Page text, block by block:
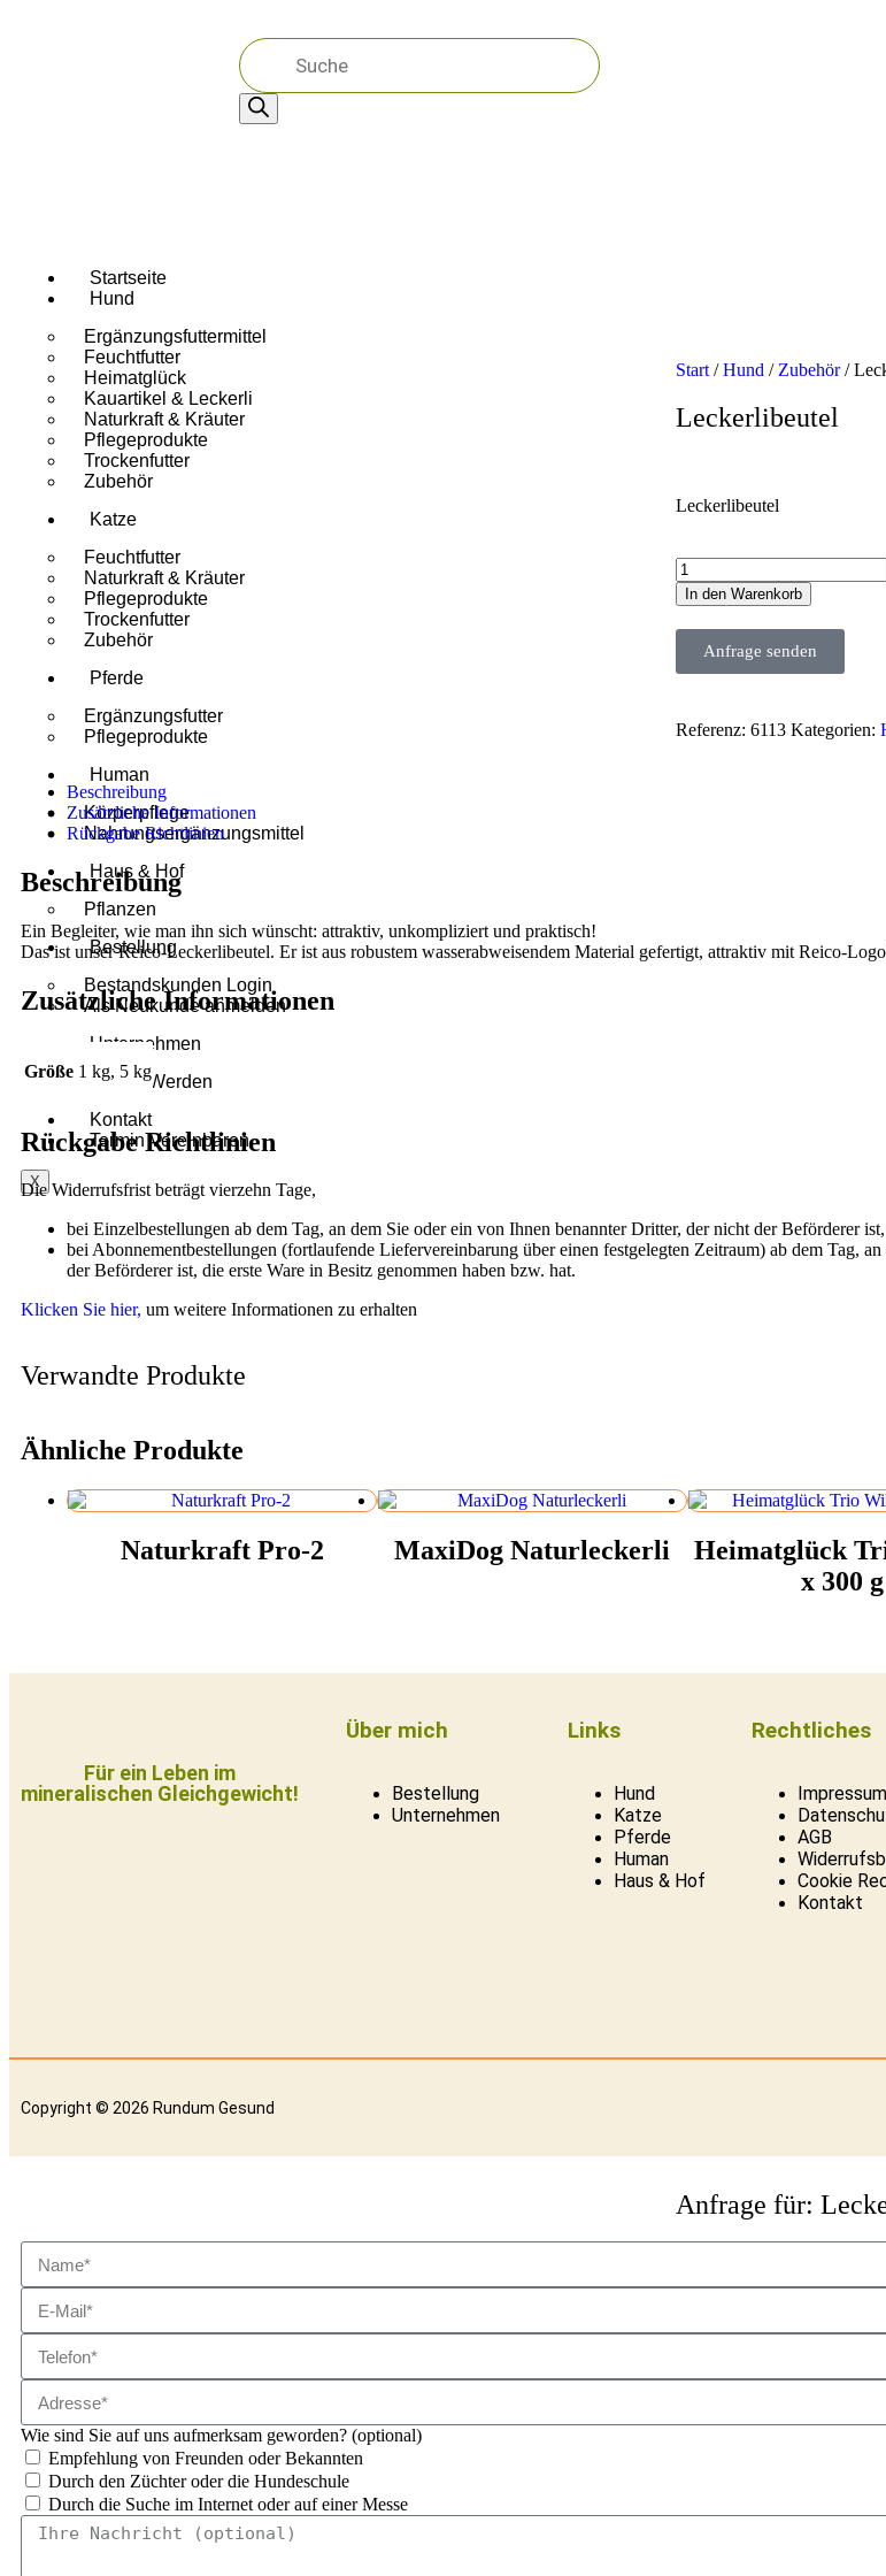
Startseite
Hund
Ergänzungsfuttermittel
Feuchtfutter
Heimatglück
Kauartikel & Leckerli
Naturkraft & Kräuter
Pflegeprodukte
Trockenfutter
Zubehör
Katze
Feuchtfutter
Naturkraft & Kräuter
Pflegeprodukte
Trockenfutter
Zubehör
Pferde
Ergänzungsfutter
Pflegeprodukte
Human
Körperpflege
Nahrungsergänzungsmittel
Haus & Hof
Pflanzen
Bestellung
Bestandskunden Login
Als Neukunde anmelden
Unternehmen
Partner Werden
Kontakt
Termin Vereinbaren
X
Start /Hund / Zubehör/
Leckerlibeutel
Leckerlibeutel
In den Warenkorb
Anfrage senden
Referenz: 6113 Kategorien:
Beschreibung
Zusätzliche Informationen
Rückgabe Richtlinien
Beschreibung
Ein Begleiter, wie man ihn sich wünscht: attraktiv, unkompliziert und praktisch!
Das ist unser Reico-Leckerlibeutel. Er ist aus robustem wasserabweisendem Material gefertigt, attraktiv mit Reico-
Zusätzliche Informationen
Größe 1 kg, 5 kg
Rückgabe Richtlinien
Die Widerrufsfrist beträgt vierzehn Tage,
bei Einzelbestellungen ab dem Tag, an dem Sie oder ein von Ihnen benannter Dritter, der nicht der Beförderer
bei Abonnementbestellungen (fortlaufende Liefervereinbarung über einen festgelegten Zeitraum) ab dem Tag,
der Beförderer ist, die erste Ware in Besitz genommen haben bzw. hat.
Klicken Sie hier, um weitere Informationen zu erhalten
Verwandte Produkte
Ähnliche Produkte
Naturkraft Pro-2 MaxiDog Naturleckerli
Heimatglück
x 300 g
Für ein Leben im
mineralischen Gleichgewicht!
Über mich
Bestellung
Unternehmen
Links
Hund
Katze
Pferde
Human
Haus & Hof
Rechtliches
Impressum
AGB
Cookie
Kontakt
Copyright © 2026 Rundum Gesund
Anfrage für:
Wie sind Sie auf uns aufmerksam geworden? (optional)
Empfehlung von Freunden oder Bekannten
Durch den Züchter oder die Hundeschule
Durch die Suche im Internet oder auf einer Messe